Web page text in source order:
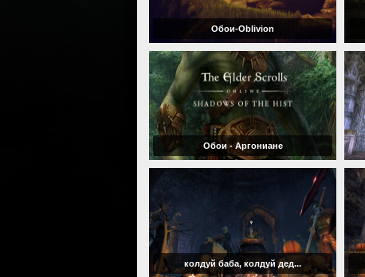
Обои-Oblivion
Обои - Аргониане
колдуй баба, колдуй дед...